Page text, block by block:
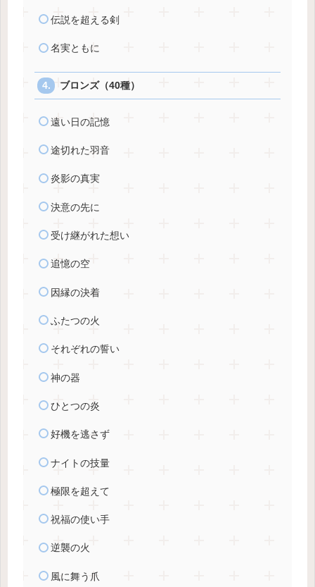
伝説を超える剣
名実ともに
ブロンズ（40種）
遠い日の記憶
途切れた羽音
炎影の真実
決意の先に
受け継がれた想い
追憶の空
因縁の決着
ふたつの火
それぞれの誓い
神の器
ひとつの炎
好機を逃さず
ナイトの技量
極限を超えて
祝福の使い手
逆襲の火
風に舞う爪